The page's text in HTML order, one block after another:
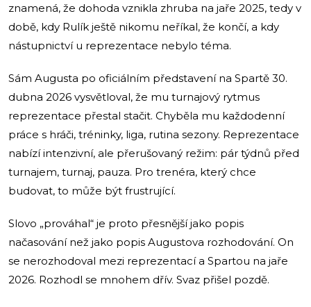
znamená, že dohoda vznikla zhruba na jaře 2025, tedy v
době, kdy Rulík ještě nikomu neříkal, že končí, a kdy
nástupnictví u reprezentace nebylo téma.
Sám Augusta po oficiálním představení na Spartě 30.
dubna 2026 vysvětloval, že mu turnajový rytmus
reprezentace přestal stačit. Chyběla mu každodenní
práce s hráči, tréninky, liga, rutina sezony. Reprezentace
nabízí intenzivní, ale přerušovaný režim: pár týdnů před
turnajem, turnaj, pauza. Pro trenéra, který chce
budovat, to může být frustrující.
Slovo „prováhal“ je proto přesnější jako popis
načasování než jako popis Augustova rozhodování. On
se nerozhodoval mezi reprezentací a Spartou na jaře
2026. Rozhodl se mnohem dřív. Svaz přišel pozdě.